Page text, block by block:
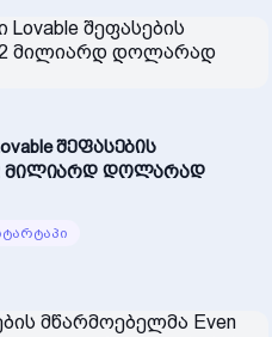
შეფასების
მილიარდ დოლარად